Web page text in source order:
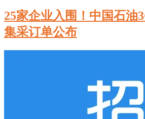
25家企业入围！中国石油
集采订单公布